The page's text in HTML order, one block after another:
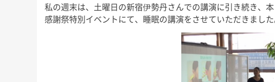
私の週末は、土曜日の新宿伊勢丹さんでの講演に引き続き、
感謝祭特別イベントにて、睡眠の講演をさせていただきました